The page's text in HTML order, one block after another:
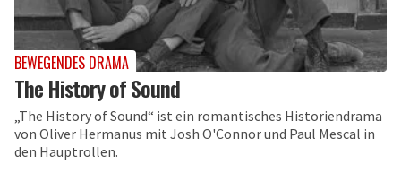
BEWEGENDES DRAMA
The History of Sound
„The History of Sound“ ist ein romantisches Historiendrama
von Oliver Hermanus mit Josh O'Connor und Paul Mescal in
den Hauptrollen.